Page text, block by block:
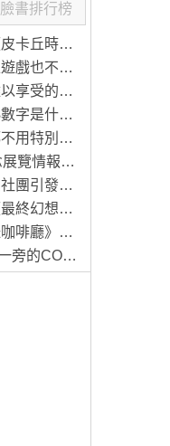
臉書排行榜
老爸巧手改造的寶可夢《皮卡丘時鐘》原本的模樣被女兒嫌棄不可愛，所以特別為其特別製作一番
日本研究《家裡蹲在線上遊戲也不會社交》越玩越沒辦法回歸社會？
日本網友感慨《畫畫是難以享受的興趣》畫得不好就永遠得不到樂趣了？
《尼古喵喵》歌詞的神祕數字是什麼意思？不相信的粉絲都去店裡點點看了……
《可以開任何門的貓》都不用特別開小洞給牠，整個家貓貓進出完全自由
《惡靈古堡》30週年紀念展覽情報釋出 屆時將會有全球首個「里昂・S・甘迺迪」等身大立體模型展出
日本精神科醫師論《參加社團引發心理問題的學生》管樂社其實比運動社團更嚴重？
史克威爾艾尼克斯推出《最終幻想絨毛卡盒》包含陸行鳥在內共四種款式，預計11月27號推出
家裡有養貓卻還去《貓咪咖啡廳》這種心態是不是跟男人上酒店一樣？
《COSPLAY活動中暑》一旁的COSER見狀幫忙叫救護車 卻被工作人員嫌棄了